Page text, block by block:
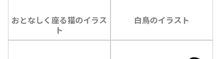
おとなしく座る猫のイラス
ト
白鳥のイラスト